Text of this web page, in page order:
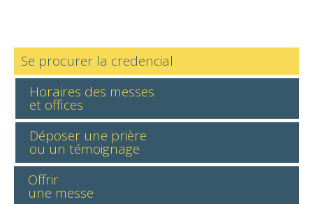
Se procurer la credencial
Horaires des messes
et offices
Déposer une prière
ou un témoignage
Offrir
une messe